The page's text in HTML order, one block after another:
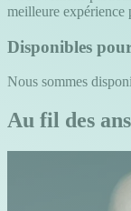
meilleure expérience
Disponibles
Nous sommes
Au fil des